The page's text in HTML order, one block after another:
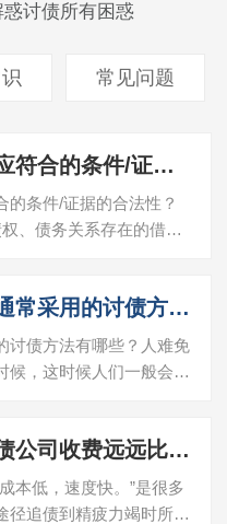
讨债所有困惑
常见问题
追债时的证据应符合的条件/证据的合法性？
的条件/证据的合法性？
、债务关系存在的借
邯郸讨债公司通常采用的讨债方式有哪些？
讨债方法有哪些？人难免
候，这时候人们一般会向
非正规天津讨债公司收费远远比承诺的高
本低，速度快。”是很多
径追债到精疲力竭时所一